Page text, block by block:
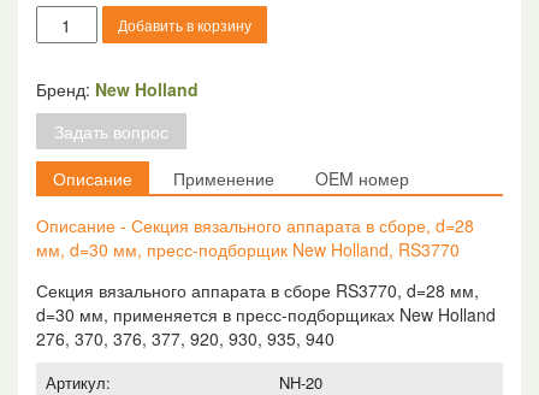
Количество
товара
вязального
аппарата
сборе,
d=28
d=30
мм,
пресс-
подборщик
New
Holland,
RS3770
Добавить в корзину
Бренд: New Holland
Задать вопрос
Описание
Применение
OEM номер
Описание - Секция вязального аппарата в сборе, d=28
мм, d=30 мм, пресс-подборщик New Holland, RS3770
Секция вязального аппарата в сборе RS3770, d=28 мм,
d=30 мм, применяется в пресс-подборщиках New Holland
276, 370, 376, 377, 920, 930, 935, 940
Артикул:
NH-20